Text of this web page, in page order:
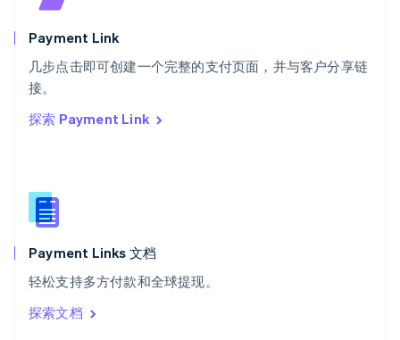
Payment Link
几步点击即可创建一个完整的支付页面，并与客户分享链
接。
探索 Payment Link
Payment Links 文档
轻松支持多方付款和全球提现。
探索文档
斯洛文尼亚
泰国
ไทยEnglish
西班牙
新西兰
English
匈牙利
English
ItalianoEnglish
印度
English